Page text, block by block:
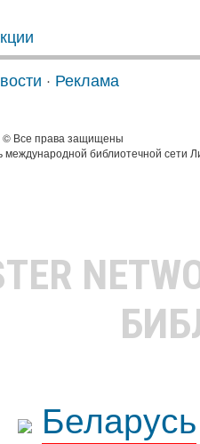
· Реклама
© Все права защищены
международной библиотечной сети
Беларусь